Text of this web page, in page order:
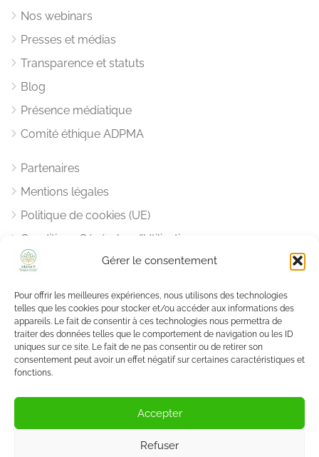
Gérer le consentement
Pour offrir les meilleures expériences, nous utilisons des technologies
telles que les cookies pour stocker et/ou accéder aux informations des
appareils. Le fait de consentir à ces technologies nous permettra de
traiter des données telles que le comportement de navigation ou les ID
uniques sur ce site. Le fait de ne pas consentir ou de retirer son
consentement peut avoir un effet négatif sur certaines caractéristiques et
fonctions.
Accepter
Refuser
Nos webinars
Presses et médias
Transparence et statuts
Blog
Présence médiatique
Comité éthique ADPMA
Partenaires
Mentions légales
Politique de cookies (UE)
Conditions Générales d’Utilisation
Notre Charte Déontologique
Vous aider, nous aider
Une question ?
Noussommes là pour y répondre.
Vous pouvez nous aider en réalisant